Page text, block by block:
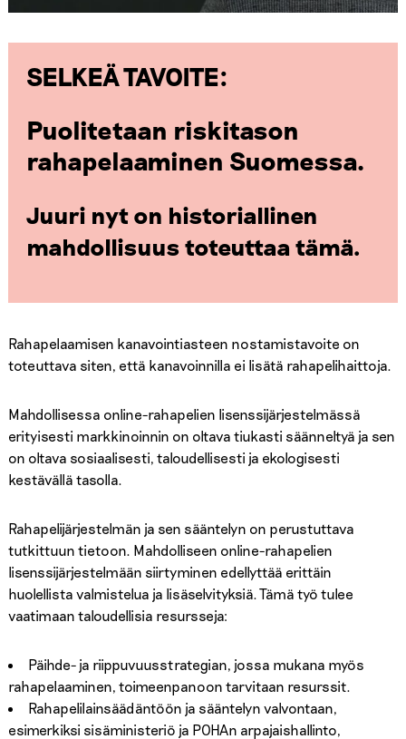
SELKEÄ TAVOITE:
Puolitetaan riskitason
rahapelaaminen Suomessa.
Juuri nyt on historiallinen
mahdollisuus toteuttaa tämä.
Rahapelaamisen kanavointiasteen nostamistavoite on
toteuttava siten, että kanavoinnilla ei lisätä rahapelihaittoja.
Mahdollisessa online-rahapelien lisenssijärjestelmässä
erityisesti markkinoinnin on oltava tiukasti säänneltyä ja sen
on oltava sosiaalisesti, taloudellisesti ja ekologisesti
kestävällä tasolla.
Rahapelijärjestelmän ja sen sääntelyn on perustuttava
tutkittuun tietoon. Mahdolliseen online-rahapelien
lisenssijärjestelmään siirtyminen edellyttää erittäin
huolellista valmistelua ja lisäselvityksiä. Tämä työ tulee
vaatimaan taloudellisia resursseja:
Päihde- ja riippuvuusstrategian, jossa mukana myös
rahapelaaminen, toimeenpanoon tarvitaan resurssit.
Rahapelilainsäädäntöön ja sääntelyn valvontaan,
esimerkiksi sisäministeriö ja POHAn arpajaishallinto,